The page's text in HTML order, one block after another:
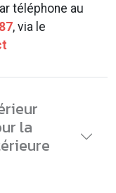
téléphone au
, via le
la